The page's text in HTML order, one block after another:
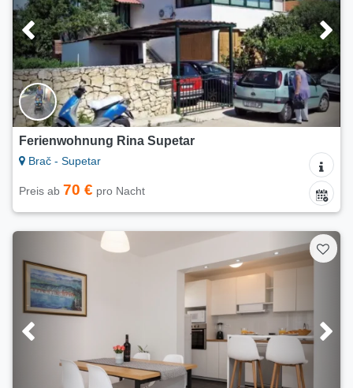
Ferienwohnung Rina Supetar
Brač - Supetar
Preis ab 70 € pro Nacht